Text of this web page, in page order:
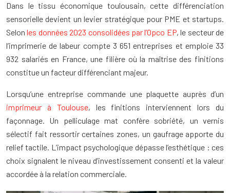
Dans le tissu économique toulousain, cette différenciation
sensorielle devient un levier stratégique pour PME et startups.
Selonles données 2023 consolidées par l’Opco EP, le secteur de
l’imprimerie de labeur compte 3 651 entreprises et emploie 33
932 salariés en France, une filière où la maîtrise des finitions
constitue un facteur différenciant majeur.
Lorsqu’une entreprise commande une plaquette auprès d’un
imprimeur à Toulouse, les finitions interviennent lors du
façonnage. Un pelliculage mat confère sobriété, un vernis
sélectif fait ressortir certaines zones, un gaufrage apporte du
relief tactile. L’impact psychologique dépasse l’esthétique : ces
choix signalent le niveau d’investissement consenti et la valeur
accordée à la relation commerciale.